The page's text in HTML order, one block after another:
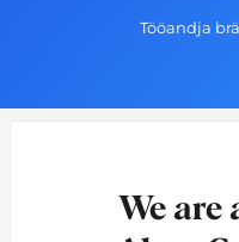
Tööandja
We are